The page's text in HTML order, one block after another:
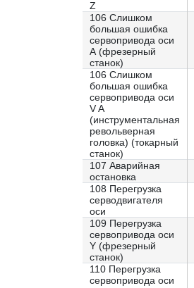
Z
106 Слишком
большая ошибка
сервопривода оси
А (фрезерный
станок)
106 Слишком
большая ошибка
сервопривода оси
V A
(инструментальная
револьверная
головка) (токарный
станок)
107 Аварийная
остановка
108 Перегрузка
серводвигателя
оси
109 Перегрузка
сервопривода оси
Y (фрезерный
станок)
110 Перегрузка
сервопривода оси